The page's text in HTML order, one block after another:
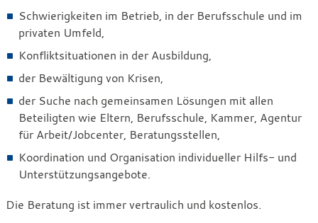
Schwierigkeiten im Betrieb, in der Berufsschule und im
privaten Umfeld,
Konfliktsituationen in der Ausbildung,
der Bewältigung von Krisen,
der Suche nach gemeinsamen Lösungen mit allen
Beteiligten wie Eltern, Berufsschule, Kammer, Agentur
für Arbeit/Jobcenter, Beratungsstellen,
Koordination und Organisation individueller Hilfs- und
Unterstützungsangebote.
Die Beratung ist immer vertraulich und kostenlos.